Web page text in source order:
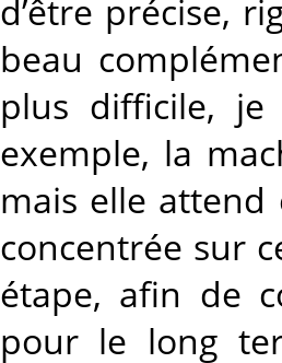
d’être précise,
beau
plus difficile,
exemple, la
mais elle attend
concentrée sur
étape, afin de
pour le long